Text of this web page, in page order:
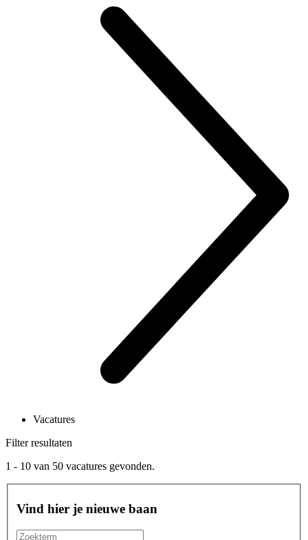
Vacatures
Filter resultaten
1 - 10 van 50 vacatures gevonden.
Vind hier je nieuwe baan